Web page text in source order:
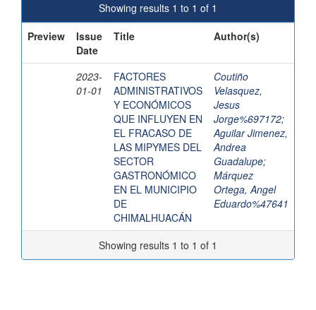
Showing results 1 to 1 of 1
Preview
Issue
Date
Title Author(s)
2023-
01-01
FACTORES
ADMINISTRATIVOS
Y ECONÓMICOS
QUE INFLUYEN EN
EL FRACASO DE
LAS MIPYMES DEL
SECTOR
GASTRONÓMICO
EN EL MUNICIPIO
DE
CHIMALHUACÁN
Coutiño
Velasquez,
Jesus
Jorge%697172;
Aguilar Jimenez,
Andrea
Guadalupe;
Márquez
Ortega, Angel
Eduardo%47641
Showing results 1 to 1 of 1